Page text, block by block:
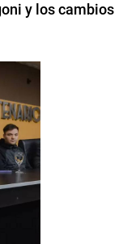
y los cambios